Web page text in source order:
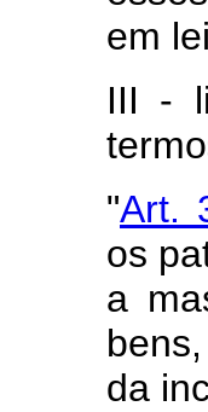
em
III -
"Art.
os
a
da